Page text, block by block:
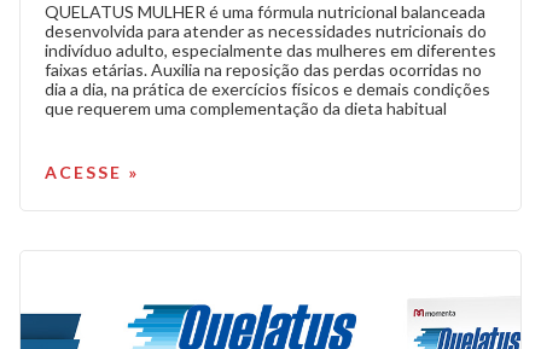
QUELATUS MULHER é uma fórmula nutricional balanceada
desenvolvida para atender as necessidades nutricionais do
indivíduo adulto, especialmente das mulheres em diferentes
faixas etárias. Auxilia na reposição das perdas ocorridas no
dia a dia, na prática de exercícios físicos e demais condições
que requerem uma complementação da dieta habitual
ACESSE »